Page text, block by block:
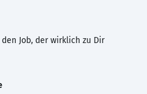
Job, der wirklich zu Dir